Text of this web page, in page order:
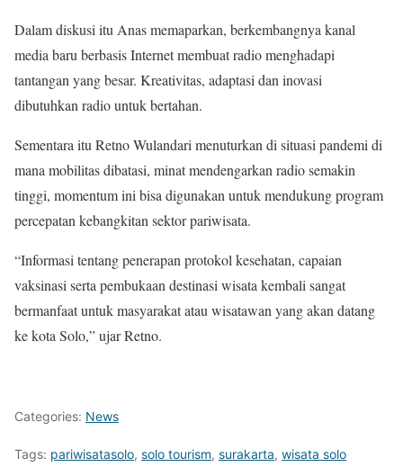
Dalam diskusi itu Anas memaparkan, berkembangnya kanal
media baru berbasis Internet membuat radio menghadapi
tantangan yang besar. Kreativitas, adaptasi dan inovasi
dibutuhkan radio untuk bertahan.
Sementara itu Retno Wulandari menuturkan di situasi pandemi di
mana mobilitas dibatasi, minat mendengarkan radio semakin
tinggi, momentum ini bisa digunakan untuk mendukung program
percepatan kebangkitan sektor pariwisata.
“Informasi tentang penerapan protokol kesehatan, capaian
vaksinasi serta pembukaan destinasi wisata kembali sangat
bermanfaat untuk masyarakat atau wisatawan yang akan datang
ke kota Solo,” ujar Retno.
Categories: News
Tags: pariwisatasolo, solo tourism, surakarta, wisata solo